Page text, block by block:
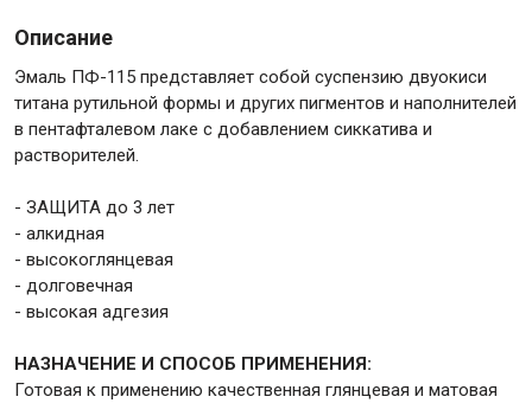
Описание
Эмаль ПФ-115 представляет собой суспензию двуокиси
титана рутильной формы и других пигментов и наполнителей
в пентафталевом лаке с добавлением сиккатива и
растворителей.
- ЗАЩИТА до 3 лет
- алкидная
- высокоглянцевая
- долговечная
- высокая адгезия
НАЗНАЧЕНИЕ И СПОСОБ ПРИМЕНЕНИЯ:
Готовая к применению качественная глянцевая и матовая
Крепежи
Анкеры
Монтажные ленты